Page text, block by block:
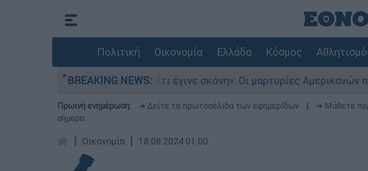
Πολιτική Οικονομία Ελλάδα Κόσμος
BREAKING NEWS:
«Το σπίτι έγινε σκόνη»: Οι μαρτυρίες Αμερικανών που
Πρωινή ενημέρωση: ➔ Δείτε τα πρωτοσέλιδα των εφημερίδων ➔ Μάθετε
σήμερα
┋ Οικονομία ┋ 18.08.2024 01:00